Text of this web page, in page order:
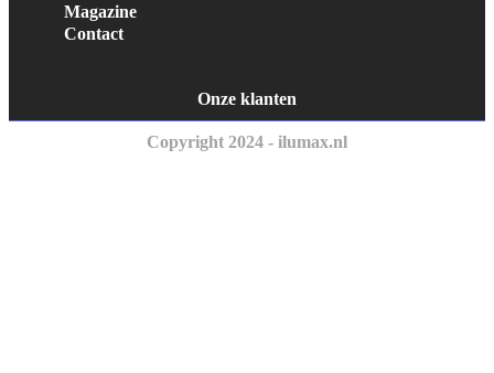
Magazine
Contact
Onze klanten
Copyright 2024 - ilumax.nl